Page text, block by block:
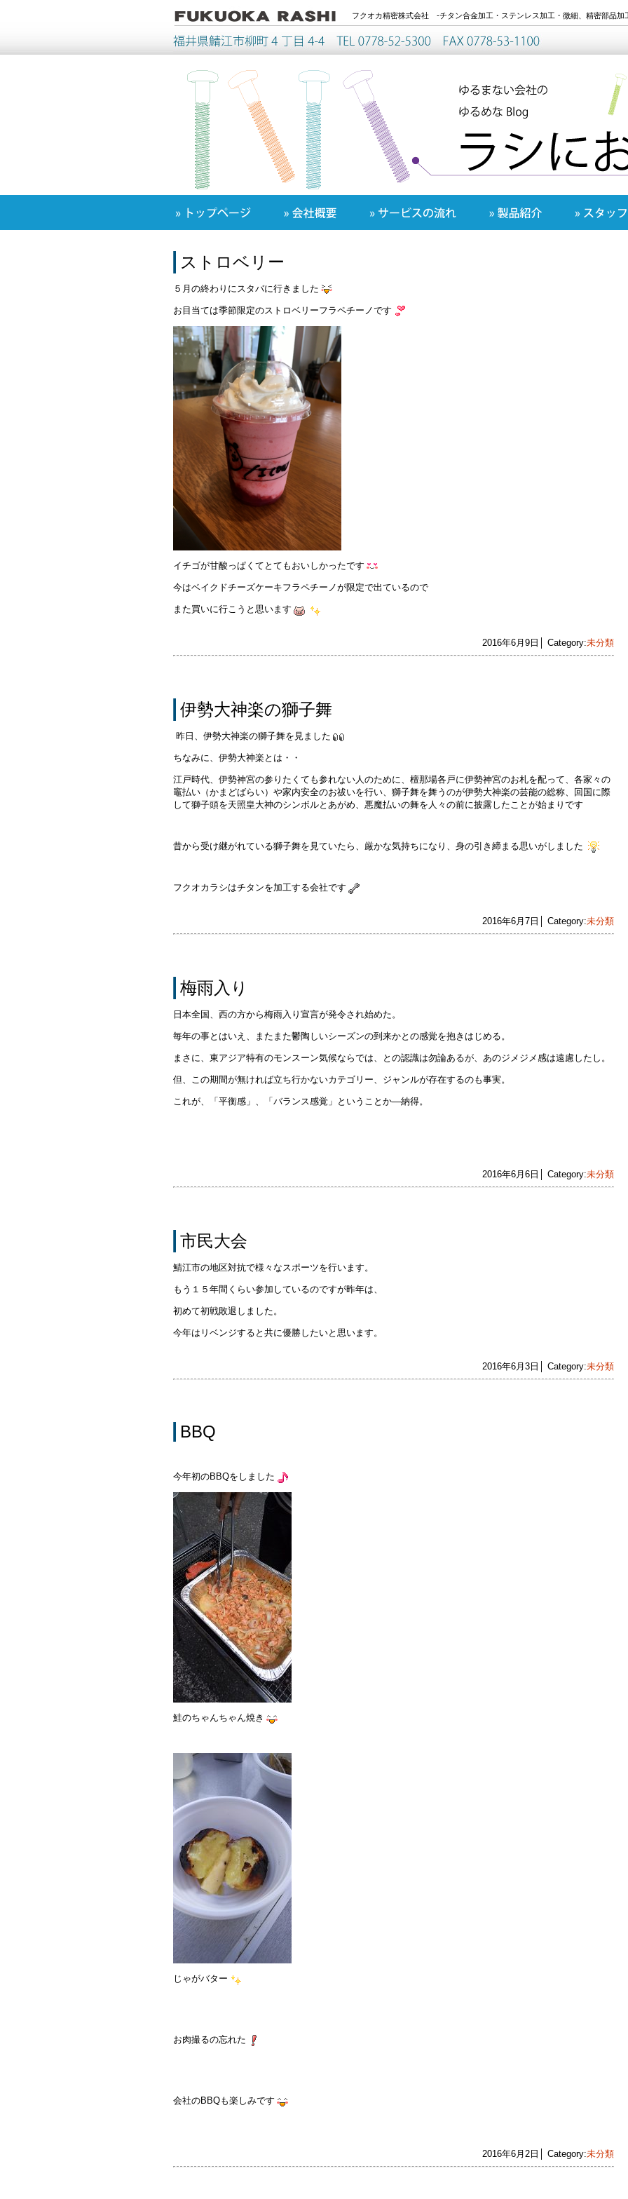
フクオカ精密株式会社 -チタン合金加工・ステンレス加工・微細、精密部品加
ストロベリー
５月の終わりにスタバに行きました
お目当ては季節限定のストロベリーフラペチーノです
イチゴが甘酸っぱくてとてもおいしかったです
今はベイクドチーズケーキフラペチーノが限定で出ているので
また買いに行こうと思います
2016年6月9日│ Category:未分類
伊勢大神楽の獅子舞
昨日、伊勢大神楽の獅子舞を見ました
ちなみに、伊勢大神楽とは・・
江戸時代、伊勢神宮の参りたくても参れない人のために、檀那場各戸に伊勢神宮のお札を配って、各家々の
竈払い（かまどばらい）や家内安全のお祓いを行い、獅子舞を舞うのが伊勢大神楽の芸能の総称、回国に際
して獅子頭を天照皇大神のシンボルとあがめ、悪魔払いの舞を人々の前に披露したことが始まりです
昔から受け継がれている獅子舞を見ていたら、厳かな気持ちになり、身の引き締まる思いがしました
フクオカラシはチタンを加工する会社です
2016年6月7日│ Category:未分類
梅雨入り
日本全国、西の方から梅雨入り宣言が発令され始めた。
毎年の事とはいえ、またまた鬱陶しいシーズンの到来かとの感覚を抱きはじめる。
まさに、東アジア特有のモンスーン気候ならでは、との認識は勿論あるが、あのジメジメ感は遠慮したし。
但、この期間が無ければ立ち行かないカテゴリー、ジャンルが存在するのも事実。
これが、「平衡感」、「バランス感覚」ということか―納得。
2016年6月6日│ Category:未分類
市民大会
鯖江市の地区対抗で様々なスポーツを行います。
もう１５年間くらい参加しているのですが昨年は、
初めて初戦敗退しました。
今年はリベンジすると共に優勝したいと思います。
2016年6月3日│ Category:未分類
BBQ
今年初のBBQをしました
鮭のちゃんちゃん焼き
じゃがバター
お肉撮るの忘れた
会社のBBQも楽しみです
2016年6月2日│ Category:未分類